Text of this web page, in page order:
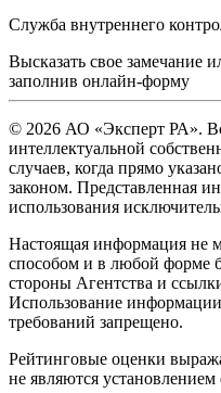
Служба внутреннего
Высказать свое замечание
заполнив онлайн-форму
© 2026 АО «Эксперт РА».
интеллектуальной
случаев, когда прямо
законом. Представленная
использования
Настоящая информация не
способом и в любой форме
стороны Агентства и
Использование
требований запрещено.
Рейтинговые оценки
не являются